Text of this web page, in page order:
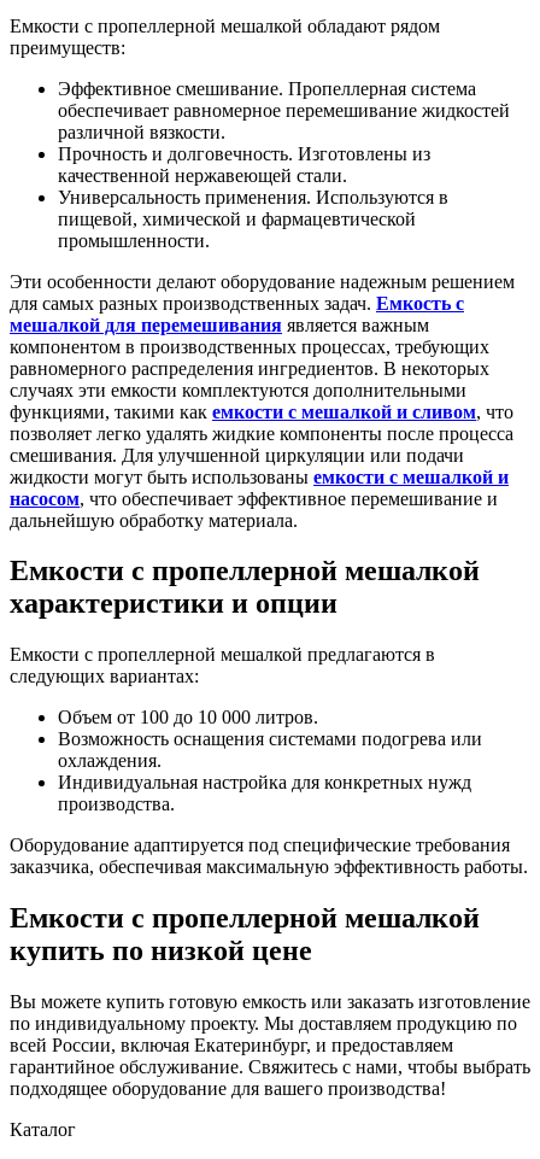
Емкости с пропеллерной мешалкой обладают рядом
преимуществ:
Эффективное смешивание. Пропеллерная система
обеспечивает равномерное перемешивание жидкостей
различной вязкости.
Прочность и долговечность. Изготовлены из
качественной нержавеющей стали.
Универсальность применения. Используются в
пищевой, химической и фармацевтической
промышленности.
Эти особенности делают оборудование надежным решением
для самых разных производственных задач. Емкость с
мешалкой для перемешивания является важным
компонентом в производственных процессах, требующих
равномерного распределения ингредиентов. В некоторых
случаях эти емкости комплектуются дополнительными
функциями, такими как емкости с мешалкой и сливом, что
позволяет легко удалять жидкие компоненты после процесса
смешивания. Для улучшенной циркуляции или подачи
жидкости могут быть использованы емкости с мешалкой и
насосом, что обеспечивает эффективное перемешивание и
дальнейшую обработку материала.
Емкости с пропеллерной мешалкой
характеристики и опции
Емкости с пропеллерной мешалкой предлагаются в
следующих вариантах:
Объем от 100 до 10 000 литров.
Возможность оснащения системами подогрева или
охлаждения.
Индивидуальная настройка для конкретных нужд
производства.
Оборудование адаптируется под специфические требования
заказчика, обеспечивая максимальную эффективность работы.
Емкости с пропеллерной мешалкой
купить по низкой цене
Вы можете купить готовую емкость или заказать изготовление
по индивидуальному проекту. Мы доставляем продукцию по
всей России, включая Екатеринбург, и предоставляем
гарантийное обслуживание. Свяжитесь с нами, чтобы выбрать
подходящее оборудование для вашего производства!
Каталог